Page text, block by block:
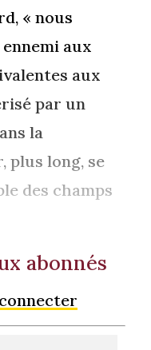
« nous
aux
aux
par un
la
plus long, se
des champs
abonnés